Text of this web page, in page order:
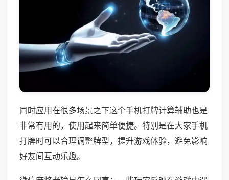
同时应用在很多场景之下这个手机打牌计算辅助也是
非常有用的，使用起来简单便捷。特别是在大家手机
打牌时可以合理调整牌型，提升游戏体验，避免影响
好友间互动乐趣。